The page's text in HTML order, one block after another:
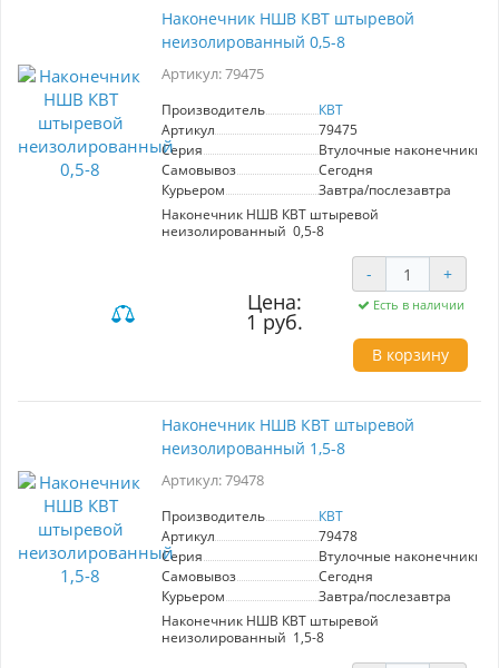
Наконечник НШВ КВТ штыревой
неизолированный 0,5-8
Артикул: 79475
Производитель
КВТ
Артикул
79475
Серия
Втулочные наконечники
Самовывоз
Сегодня
Курьером
Завтра/послезавтра
Наконечник НШВ КВТ штыревой
неизолированный 0,5-8
Цена:
1 руб.
- +
Есть в наличии
В корзину
Наконечник НШВ КВТ штыревой
неизолированный 1,5-8
Артикул: 79478
Производитель
КВТ
Артикул
79478
Серия
Втулочные наконечники
Самовывоз
Сегодня
Курьером
Завтра/послезавтра
Наконечник НШВ КВТ штыревой
неизолированный 1,5-8